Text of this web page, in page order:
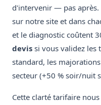
d'intervenir — pas après.
sur notre site et dans
et le diagnostic coûtent
devis si vous validez les
standard, les
secteur (+50 % soir/nuit
Cette clarté tarifaire